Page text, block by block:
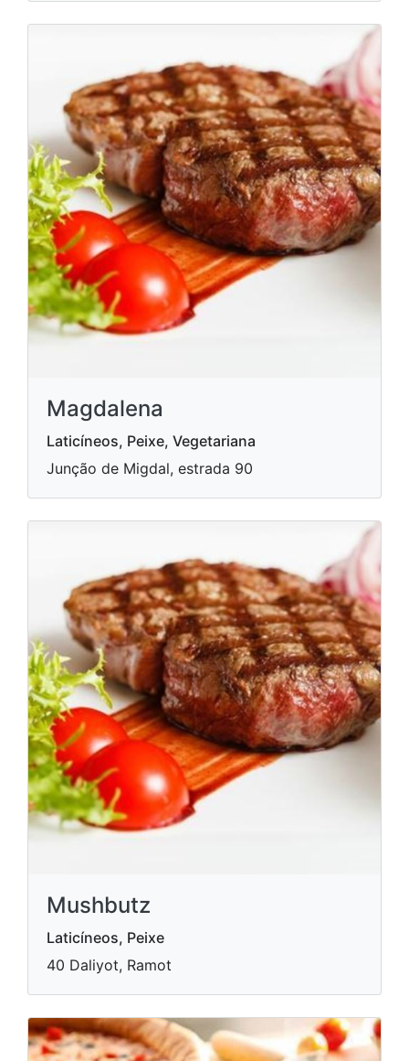
Magdalena
Laticíneos, Peixe, Vegetariana
Junção de Migdal, estrada 90
Mushbutz
Laticíneos, Peixe
40 Daliyot, Ramot